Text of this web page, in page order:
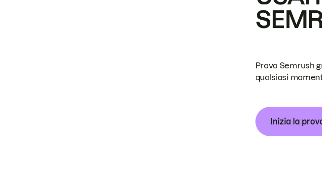
Prova Semrush
qualsiasi
Inizia la